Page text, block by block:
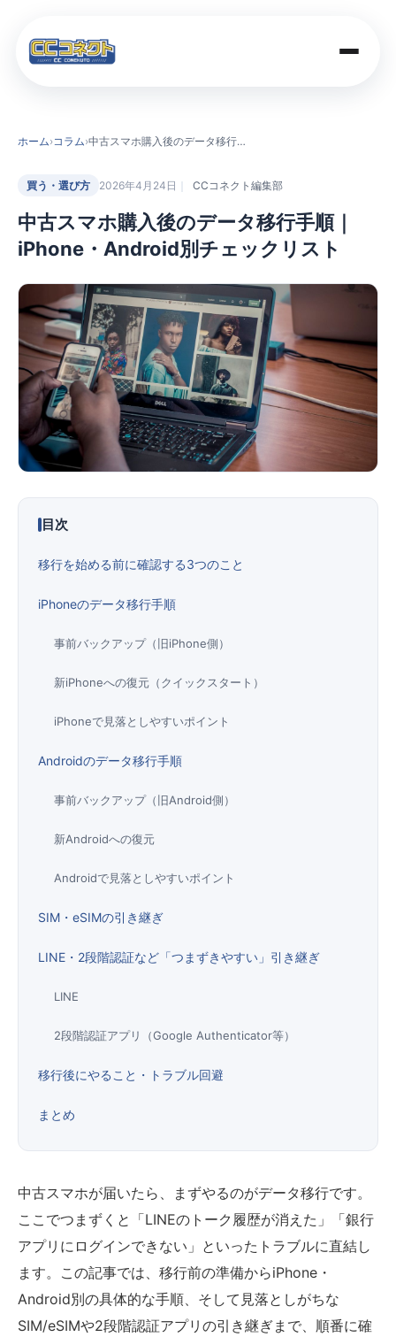
店舗案内
法人のお客さま
コラム
便利ツール
お問い合わせ
ログインする
ホーム›コラム› 中古スマホ購入後のデータ移行手順｜iPhone・Android別チェックリスト
買う・選び方 2026年4月24日 CCコネクト編集部
中古スマホ購入後のデータ移行手順｜
iPhone・Android別チェックリスト
目次
移行を始める前に確認する3つのこと
iPhoneのデータ移行手順
事前バックアップ（旧iPhone側）
新iPhoneへの復元（クイックスタート）
iPhoneで見落としやすいポイント
Androidのデータ移行手順
事前バックアップ（旧Android側）
新Androidへの復元
Androidで見落としやすいポイント
SIM・eSIMの引き継ぎ
LINE・2段階認証など「つまずきやすい」引き継ぎ
LINE
2段階認証アプリ（Google Authenticator等）
移行後にやること・トラブル回避
まとめ
中古スマホが届いたら、まずやるのがデータ移行です。
ここでつまずくと「LINEのトーク履歴が消えた」「銀行
アプリにログインできない」といったトラブルに直結し
ます。この記事では、移行前の準備からiPhone・
Android別の具体的な手順、そして見落としがちな
SIM/eSIMや2段階認証アプリの引き継ぎまで、順番に確